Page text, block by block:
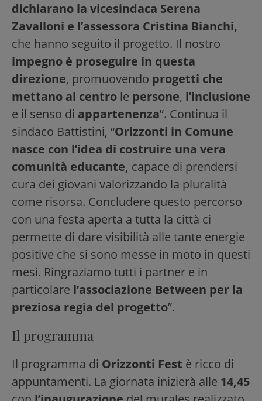
dichiarano la vicesindaca Serena
Zavalloni e l’assessora Cristina Bianchi,
che hanno seguito il progetto. Il nostro
impegno è proseguire in questa
direzione, promuovendo progetti che
mettano al centro le persone, l’inclusione
e il senso di appartenenza”. Continua il
sindaco Battistini, “Orizzonti in Comune
nasce con l’idea di costruire una vera
comunità educante, capace di prendersi
cura dei giovani valorizzando la pluralità
come risorsa. Concludere questo percorso
con una festa aperta a tutta la città ci
permette di dare visibilità alle tante energie
positive che si sono messe in moto in questi
mesi. Ringraziamo tutti i partner e in
particolare l’associazione Between per la
preziosa regia del progetto”.
Il programma
Il programma di Orizzonti Fest è ricco di
appuntamenti. La giornata inizierà alle 14,45